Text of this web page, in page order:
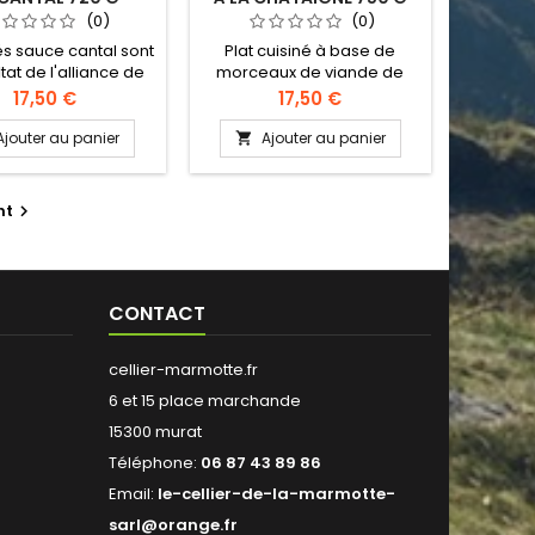
(0)
sauce cantal sont
de l'alliance de
forts de notre
cantalienne, la
de boeuf salers et
fromage.
de viande
aux saveurs de
le plaisir des
sauce douce et
Prix
17,50 €
au panier
(0)
Plat cuisiné à base de
morceaux de viande de
boeuf salers mitonnés dans
une sauce douce et
légèrement sucrée qui
laisse découvrir toutes les
saveurs de la châtaigne en
Prix
17,50 €
 Ajouter au panier

CONTACT
cellier-marmotte.fr
6 et 15 place marchande
15300 murat
Téléphone: 06 87 43 89 86
Email: le-cellier-de-la-marmotte-
sarl@orange.fr